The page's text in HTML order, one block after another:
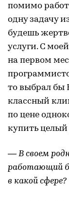
помимо
одну задачу
будешь
услуги. С
на первом
то выбрал бы
классный
по цене
купить
— В своем
работающий
в какой сфере?